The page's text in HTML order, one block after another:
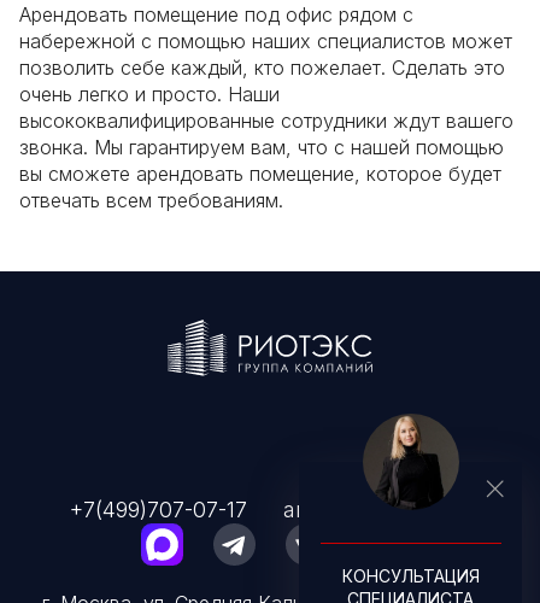
Арендовать помещение под офис рядом с
набережной с помощью наших специалистов может
позволить себе каждый, кто пожелает. Сделать это
очень легко и просто. Наши
высококвалифицированные сотрудники ждут вашего
звонка. Мы гарантируем вам, что с нашей помощью
вы сможете арендовать помещение, которое будет
отвечать всем требованиям.
+7(499)707-07-17 arenda@rioteks.ru
КОНСУЛЬТАЦИЯ
СПЕЦИАЛИСТА